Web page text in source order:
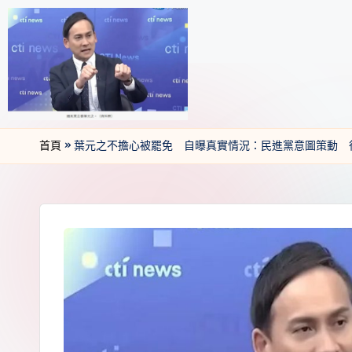
首頁 » 葉元之不擔心被罷免 自曝真實情況：民進黨意圖策動